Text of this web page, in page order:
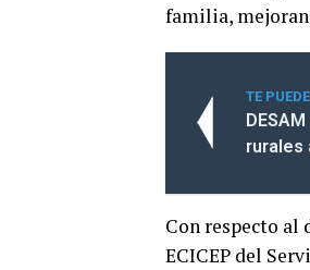
familia,
TE
rurales
Con respecto al
ECICEP del